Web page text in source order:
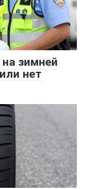
зимней
нет